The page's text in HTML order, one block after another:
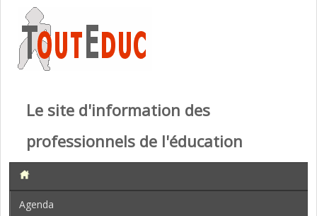
Le site d'information des
professionnels de l'éducation
Agenda